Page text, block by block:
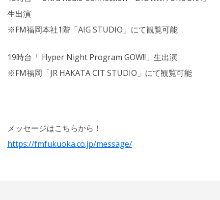
生出演
※FM福岡本社1階「AIG STUDIO」にて観覧可能
19時台「 Hyper Night Program GOW!!」生出演
※FM福岡「JR HAKATA CIT STUDIO」にて観覧可能
メッセージはこちらから！
https://fmfukuoka.co.jp/message/